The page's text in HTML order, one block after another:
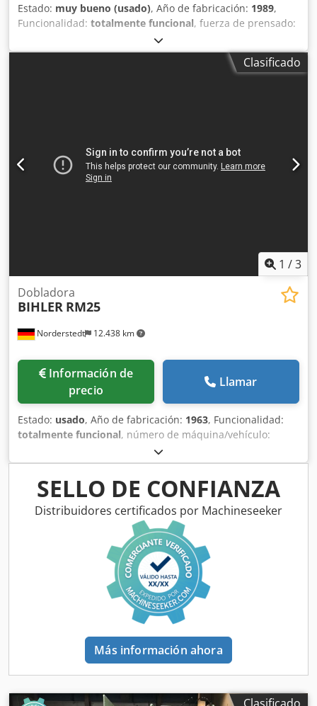
Estado: muy bueno (usado), Año de fabricación: 1989,
Funcionalidad: totalmente funcional, fuerza de prensado:
, Ofrecemos esta muy buena punzonadora y plegadora
Bihler GRM 80, año de fabricación 1989. Con 5 carros,
prensa de 30T, enderezadora, alimentador y decoiler. El
Clasificado
1 /3
Norderstedt 12.438 km
Dobladora
BIHLER RM25
Información de
precio
Llamar
Estado: usado, Año de fabricación: 1963, Funcionalidad:
totalmente funcional, número de máquina/vehículo:
, Oferta No.: D06L/7457 Tipo de maquina:
dobladora Marca: BIHLER Tipo: RM25 Csdowi S Rtopfx
Agdsha Ano: 1963 gama de diámetro: 0,5-2,5 mm ancho de
fleje: 50 mm largo de alimentacion: 170 mm número de
colisas: 5 fuerza de estampar: 5 to rendimiento -
piezas/min: 225 Sitio: Nuestros almacén
SELLO DE CONFIANZA
Distribuidores certificados por Machineseeker
Más información ahora